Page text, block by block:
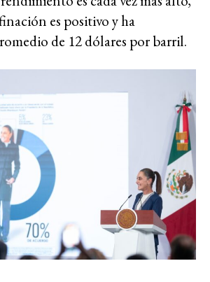
es positivo y ha
de 12 dólares por barril.